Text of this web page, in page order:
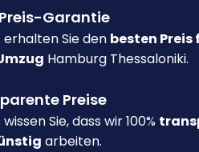
Garantie
erhalten Sie den besten Preis
Hamburg Thessaloniki.
Preise
wissen Sie, dass wir 100%
arbeiten.